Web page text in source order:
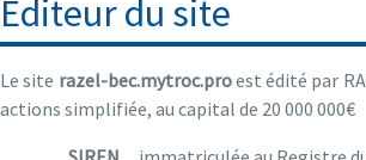
Editeur du site
Le site razel-bec.mytroc.proest édité par
actions simplifiée, au capital de 20 000 000€